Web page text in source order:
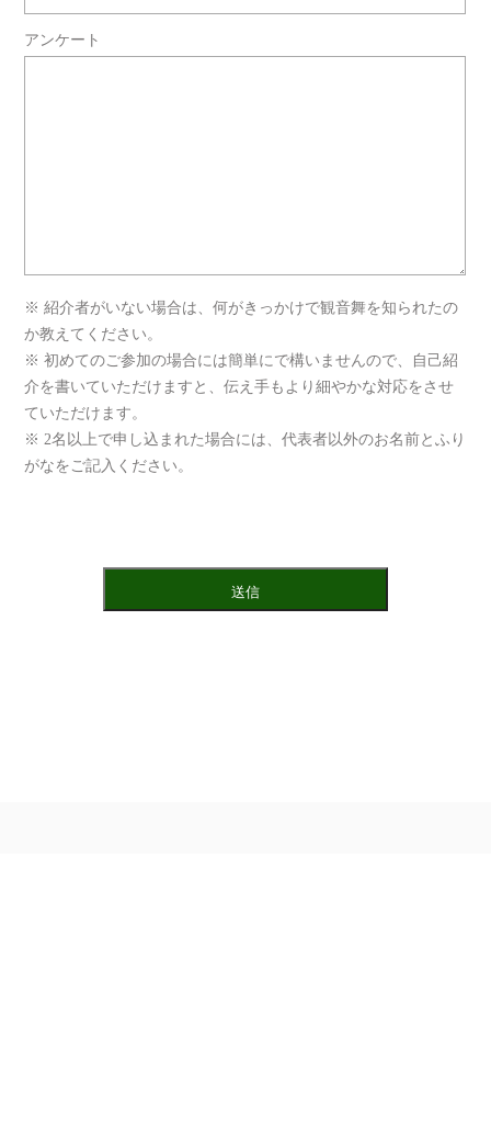
アンケート
※ 紹介者がいない場合は、何がきっかけで観音舞を知られたの
か教えてください。
※ 初めてのご参加の場合には簡単にで構いませんので、自己紹
介を書いていただけますと、伝え手もより細やかな対応をさせ
ていただけます。
※ 2名以上で申し込まれた場合には、代表者以外のお名前とふり
がなをご記入ください。